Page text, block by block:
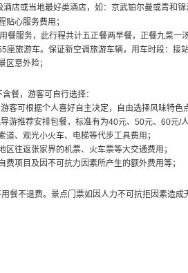
酒店或当地最好类酒店，如：京武铂尔曼或青和
贴心服务费用；
餐服务，此行程共计五正餐两早餐，正餐九菜一
座旅游车。保证新空调旅游车辆，用车时段：接
区意外险；
餐，游客可自行选择：
个人喜好自主决定，自由选择风味特色
排包餐，标准有为40元、50元、60元/人.
道、观光小火车、电梯等代步工具费用；
区往返张家界的机票、火车票等大交通费用；
费项目及因不可抗力因素所产生的额外费用等；
餐不退费。景点门票如因人力不可抗拒因素造